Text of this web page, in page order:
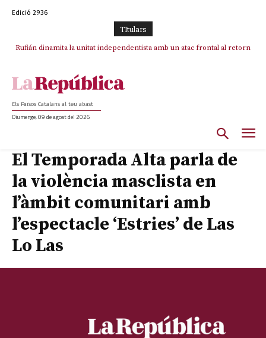
Edició 2936
TItulars
Rufián dinamita la unitat independentista amb un atac frontal al retorn
Els Països Catalans al teu abast
Diumenge, 09 de agost del 2026
El Temporada Alta parla de
la violència masclista en
l’àmbit comunitari amb
l’espectacle ‘Estries’ de Las
Lo Las